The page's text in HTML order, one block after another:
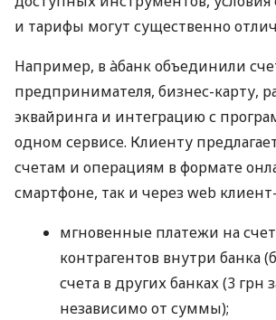
и тарифы могут существенно
Например, в àбанк объединили
предпринимателя, бизнес-карту,
эквайринга и интеграцию с
одном сервисе. Клиенту
счетам и операциям в формате
смартфоне, так и через web
мгновенные платежи на
контрагентов внутри банка
счета в других банках (3 грн
независимо от суммы);